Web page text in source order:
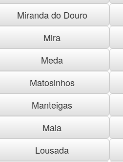
Miranda do Douro
Mira
Meda
Matosinhos
Manteigas
Maia
Lousada